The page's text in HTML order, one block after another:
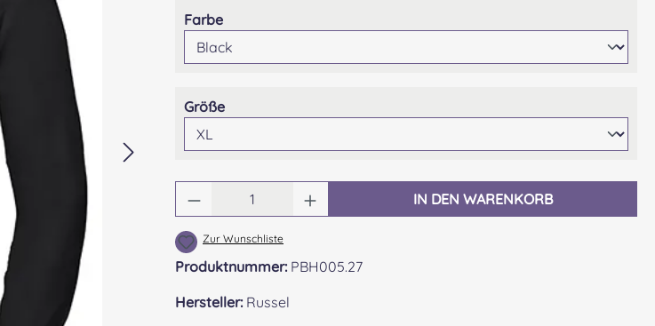
Farbeauswählen
Größeauswählen
Produkt Anzahl: Gib den gewünschten Wert
IN DEN WARENKORB
Zur Wunschliste
Produktnummer: PBH005.27
Hersteller: Russel